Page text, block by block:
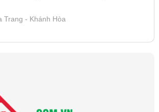
Trang - Khánh Hòa